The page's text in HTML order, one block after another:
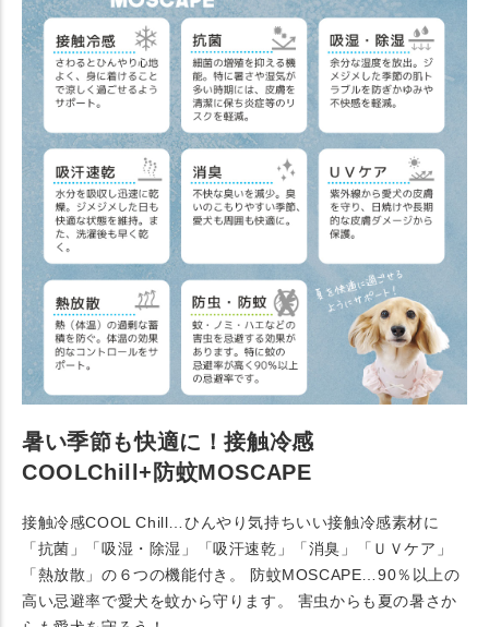
暑い季節も快適に！接触冷感
COOLChill+防蚊MOSCAPE
接触冷感COOL Chill…ひんやり気持ちいい接触冷感素材に
「抗菌」「吸湿・除湿」「吸汗速乾」「消臭」「ＵＶケア」
「熱放散」の６つの機能付き。 防蚊MOSCAPE…90％以上の
高い忌避率で愛犬を蚊から守ります。 害虫からも夏の暑さか